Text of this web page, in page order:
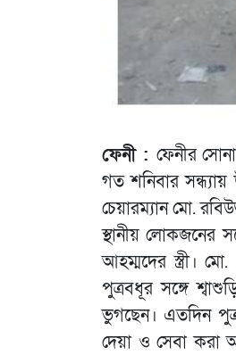
ফেনী : ফেনীর
গত শনিবার
চেয়ারম্যান মো.
স্থানীয় লোকজনের
আহম্মদের স্ত্রী।
পুত্রবধূর সঙ্গে
ভুগছেন। এতদিন
দেয়া ও সেবা করা